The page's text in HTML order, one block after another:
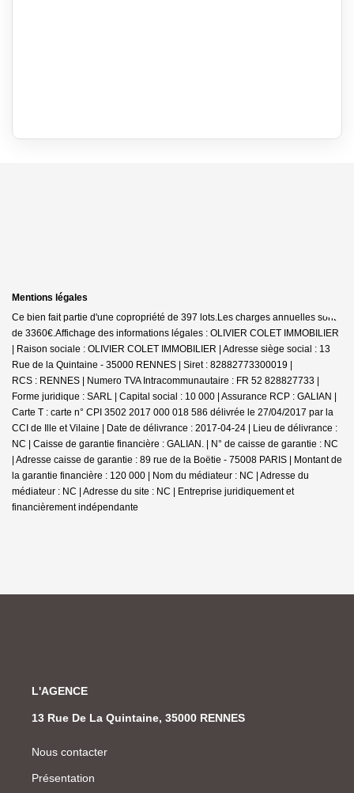
Mentions légales
Ce bien fait partie d'une copropriété de 397 lots.Les charges annuelles sont
de 3360€.Affichage des informations légales : OLIVIER COLET IMMOBILIER
| Raison sociale : OLIVIER COLET IMMOBILIER | Adresse siège social : 13
Rue de la Quintaine - 35000 RENNES | Siret : 82882773300019 |
RCS : RENNES | Numero TVA Intracommunautaire : FR 52 828827733 |
Forme juridique : SARL | Capital social : 10 000 | Assurance RCP : GALIAN |
Carte T : carte n° CPI 3502 2017 000 018 586 délivrée le 27/04/2017 par la
CCI de Ille et Vilaine | Date de délivrance : 2017-04-24 | Lieu de délivrance :
NC | Caisse de garantie financière : GALIAN. | N° de caisse de garantie : NC
| Adresse caisse de garantie : 89 rue de la Boëtie - 75008 PARIS | Montant de
la garantie financière : 120 000 | Nom du médiateur : NC | Adresse du
médiateur : NC | Adresse du site : NC | Entreprise juridiquement et
financièrement indépendante
L'AGENCE
13 Rue De La Quintaine, 35000 RENNES
Nous contacter
Présentation